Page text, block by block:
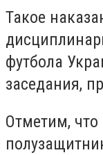
Такое
футбола
заседания,
Отметим, что